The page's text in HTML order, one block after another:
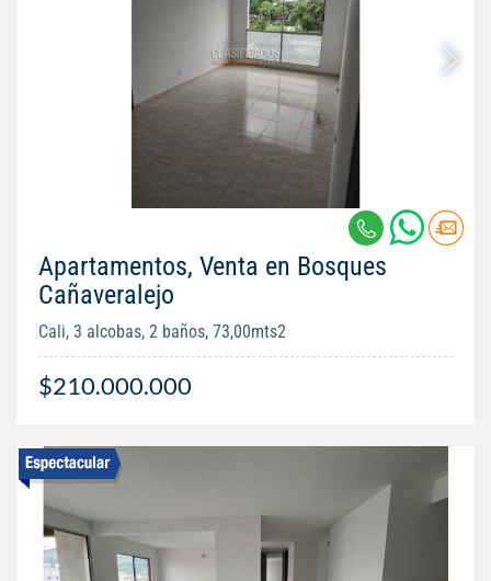
Apartamentos, Venta en Bosques
Cañaveralejo
Cali, 3 alcobas, 2 baños, 73,00mts2
$210.000.000